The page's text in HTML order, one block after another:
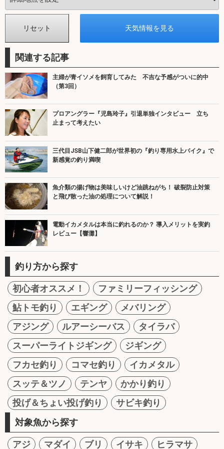
関連する記事
主婦が青イソメを飼育してみた 不吉な予感がついに的中
（第3回）
プロアングラー『児島玲子』引退単独インタビュー 立ち
止まって考えたい
三代目JSB山下健二郎が世界初の『釣り専用水上バイク』で
新感覚の釣り満喫
魚介類の揚げ物は美味しいけど油跳ねがち！ 破裂防止対策
と飛び散った油の処理について解説！
電動イカメタルは本当に釣れるのか？ 導入メリットを実釣
レビュー【響灘】
釣り方から探す
初心者オススメ！
ファミリーフィッシング
鮎トモ釣り
エギング
メバリング
アジング
ルアーシーバス
タイラバ
スーパーライトジギング
ジギング
フカセ釣り
コマセ釣り
イカメタル
スッテ＆ツノ
テンヤ
かかり釣り
投げ＆ちょい投げ釣り
サビキ釣り
対象魚から探す
アジ マダイ ブリ イサキ ヒラマサ